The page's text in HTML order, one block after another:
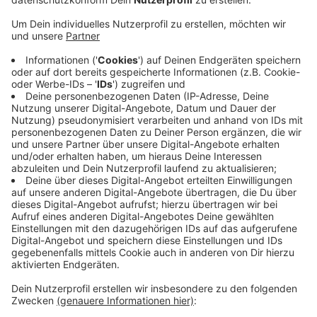
Anzeige
Zugfahren bei uns in der Region wird im nächsten Jahr
für einige Menschen teurer. Der Verkehrsverbund
Rhein-Ruhr (VRR) hat angekündigt, die Tickets im
Schnitt um 9,4 Prozent zu erhöhen. Viele sind davon
aber gar nicht betroffen, weil das Deutschlandticket
nicht verändert wird. Es macht aktuell fast 70 Prozent
des Umsatzes aus. Gründe für die Preiserhöhung sind
laut VRR steigende Kosten etwa bei Personal, Energie
und Kosten der Verkehrswende. Auch wegen
geringerer Einnahmen seit dem Start des
Deutschlandtickets sei die Tariferhöhung nötig.
Anzeige